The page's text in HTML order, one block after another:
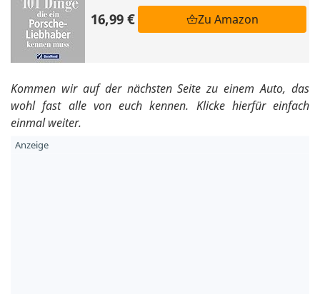
16,99 € Zu Amazon
Kommen wir auf der nächsten Seite zu einem Auto, das
wohl fast alle von euch kennen. Klicke hierfür einfach
einmal weiter.